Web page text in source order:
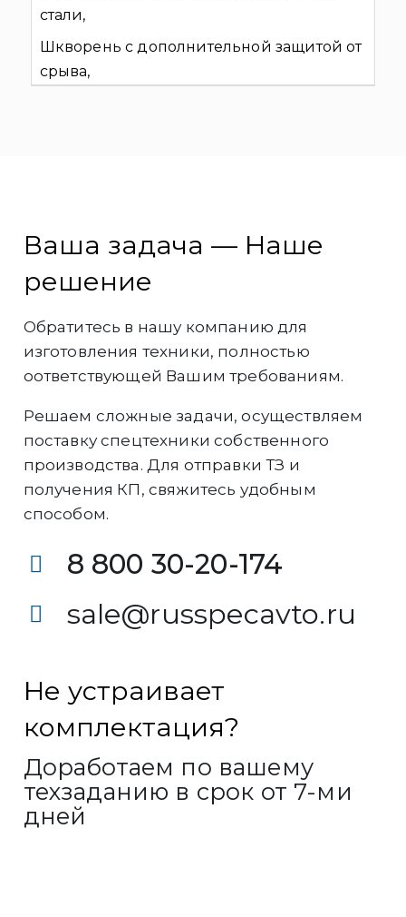
стали,
Шкворень с дополнительной защитой от
срыва,
Ваша задача — Наше
решение
Обратитесь в нашу компанию для
изготовления техники, полностью
оответствующей Вашим требованиям.
Решаем сложные задачи, осуществляем
поставку спецтехники собственного
производства. Для отправки ТЗ и
получения КП, свяжитесь удобным
способом.
8 800 30-20-174
sale@russpecavto.ru
Не устраивает
комплектация?
Доработаем по вашему
техзаданию в срок от 7-ми
дней